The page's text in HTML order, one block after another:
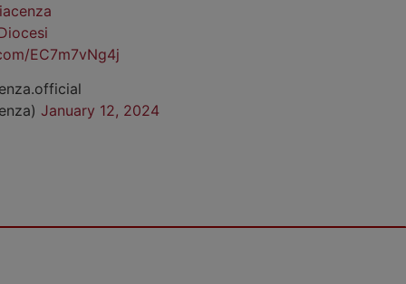
EC7m7vNg4j
January 12, 2024